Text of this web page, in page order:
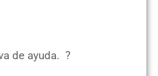
de ayuda. ?